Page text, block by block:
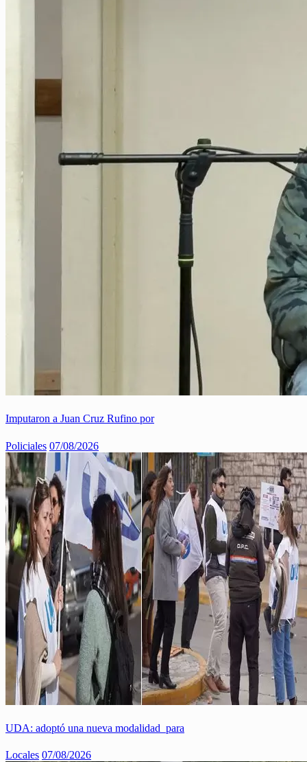
Imputaron a Juan Cruz Rufino por
Policiales 07/08/2026
UDA: adoptó una nueva modalidad para
Locales 07/08/2026